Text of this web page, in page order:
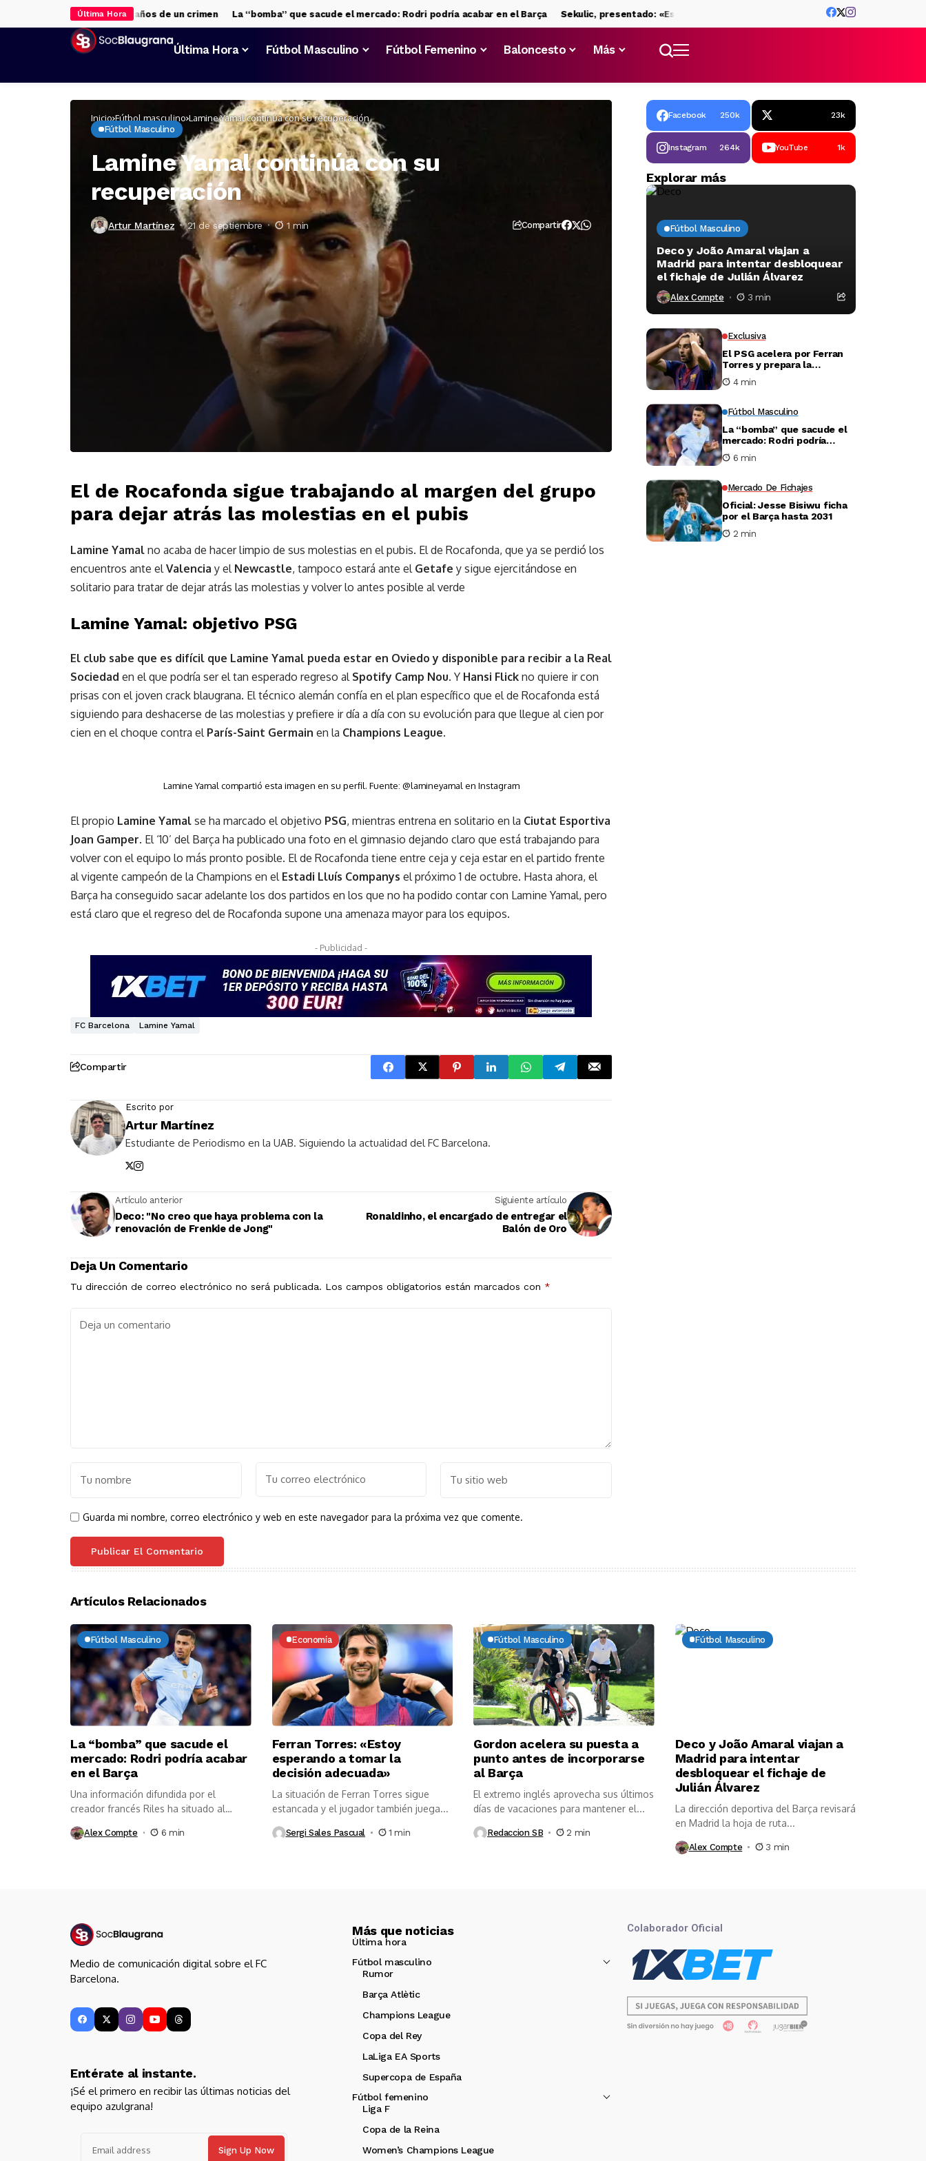
Última Hora
fusilado: 90 años de un crimen La “bomba” que sacude el mercado: Rodri podría acabar en el Barça Sekulic, presentado: «Espero que superemos las expectativas» Ferran Torres:
Última Hora Fútbol Masculino Fútbol Femenino Baloncesto Más
Inicio Fútbol masculino Lamine Yamal continúa con su recuperación
Fútbol Masculino
Lamine Yamal continúa con su
recuperación
Artur Martínez 21 de septiembre 1 min Compartir
El de Rocafonda sigue trabajando al margen del grupo
para dejar atrás las molestias en el pubis
Lamine Yamal no acaba de hacer limpio de sus molestias en el pubis. El de Rocafonda, que ya se perdió los
encuentros ante el Valencia y el Newcastle, tampoco estará ante el Getafe y sigue ejercitándose en
solitario para tratar de dejar atrás las molestias y volver lo antes posible al verde
Lamine Yamal: objetivo PSG
El club sabe que es difícil que Lamine Yamal pueda estar en Oviedo y disponible para recibir a la Real
Sociedad en el que podría ser el tan esperado regreso al Spotify Camp Nou. Y Hansi Flick no quiere ir con
prisas con el joven crack blaugrana. El técnico alemán confía en el plan específico que el de Rocafonda está
siguiendo para deshacerse de las molestias y prefiere ir día a día con su evolución para que llegue al cien por
cien en el choque contra el París-Saint Germain en la Champions League.
Lamine Yamal compartió esta imagen en su perfil. Fuente: @lamineyamal en Instagram
El propio Lamine Yamal se ha marcado el objetivo PSG, mientras entrena en solitario en la Ciutat Esportiva
Joan Gamper. El ‘10’ del Barça ha publicado una foto en el gimnasio dejando claro que está trabajando para
volver con el equipo lo más pronto posible. El de Rocafonda tiene entre ceja y ceja estar en el partido frente
al vigente campeón de la Champions en el Estadi Lluís Companys el próximo 1 de octubre. Hasta ahora, el
Barça ha conseguido sacar adelante los dos partidos en los que no ha podido contar con Lamine Yamal, pero
está claro que el regreso del de Rocafonda supone una amenaza mayor para los equipos.
- Publicidad -
FC Barcelona Lamine Yamal
Compartir
Escrito por
Artur Martínez
Estudiante de Periodismo en la UAB. Siguiendo la actualidad del FC Barcelona.
Artículo anterior
Deco: "No creo que haya problema con la
renovación de Frenkie de Jong"
Siguiente artículo
Ronaldinho, el encargado de entregar el
Balón de Oro
Deja Un Comentario
Tu dirección de correo electrónico no será publicada. Los campos obligatorios están marcados con *
Guarda mi nombre, correo electrónico y web en este navegador para la próxima vez que comente.
Facebook 250k 23k
Instagram 264k YouTube 1k
Explorar más
Fútbol Masculino
Deco y João Amaral viajan a
Madrid para intentar desbloquear
el fichaje de Julián Álvarez
Alex Compte 3 min
Exclusiva
El PSG acelera por Ferran
Torres y prepara la
negociación con el Barça
4 min
Fútbol Masculino
La “bomba” que sacude el
mercado: Rodri podría
acabar en el Barça
6 min
Mercado De Fichajes
Oficial: Jesse Bisiwu ficha
por el Barça hasta 2031
2 min
Artículos Relacionados
Fútbol Masculino
La “bomba” que sacude el
mercado: Rodri podría acabar
en el Barça
Una información difundida por el
creador francés Riles ha situado al
Alex Compte 6 min
Economía
Ferran Torres: «Estoy
esperando a tomar la
decisión adecuada»
La situación de Ferran Torres sigue
estancada y el jugador también juega...
Sergi Sales Pascual 1 min
Fútbol Masculino
Gordon acelera su puesta a
punto antes de incorporarse
al Barça
El extremo inglés aprovecha sus últimos
días de vacaciones para mantener el...
Redaccion SB 2 min
Fútbol Masculino
Deco y João Amaral viajan a
Madrid para intentar
desbloquear el fichaje de
Julián Álvarez
La dirección deportiva del Barça revisará
en Madrid la hoja de ruta...
Alex Compte 3 min
Medio de comunicación digital sobre el FC
Barcelona.
Entérate al instante.
¡Sé el primero en recibir las últimas noticias del
equipo azulgrana!
Más que noticias
Última hora
Fútbol masculino
Rumor
Barça Atlètic
Champions League
Copa del Rey
LaLiga EA Sports
Supercopa de España
Fútbol femenino
Liga F
Copa de la Reina
Women’s Champions League
Colaborador Oficial